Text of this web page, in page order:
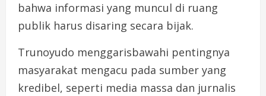
bahwa informasi yang muncul di ruang
publik harus disaring secara bijak.
Trunoyudo menggarisbawahi pentingnya
masyarakat mengacu pada sumber yang
kredibel, seperti media massa dan jurnalis